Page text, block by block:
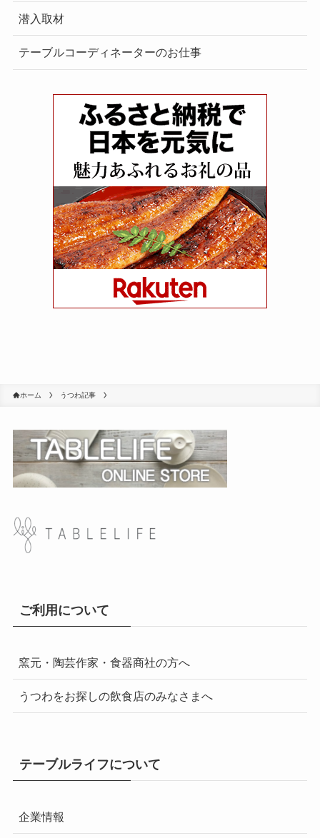
潜入取材
テーブルコーディネーターのお仕事
ホーム うつわ記事
ご利用について
窯元・陶芸作家・食器商社の方へ
うつわをお探しの飲食店のみなさまへ
テーブルライフについて
企業情報